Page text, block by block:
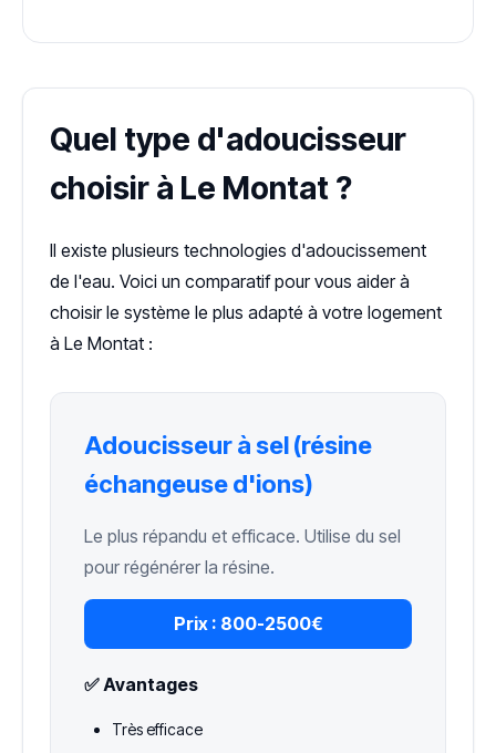
Quel type d'adoucisseur
choisir à Le Montat ?
Il existe plusieurs technologies d'adoucissement
de l'eau. Voici un comparatif pour vous aider à
choisir le système le plus adapté à votre logement
à Le Montat :
Adoucisseur à sel (résine
échangeuse d'ions)
Le plus répandu et efficace. Utilise du sel
pour régénérer la résine.
Prix : 800-2500€
✅ Avantages
Très efficace